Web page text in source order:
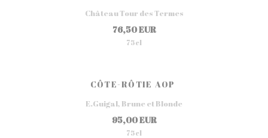
Château Tour des Termes
76,50 EUR
75cl
CÔTE-RÔTIE AOP
E.Guigal, Brune et Blonde
95,00 EUR
75cl